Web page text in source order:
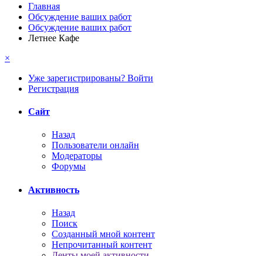
Главная
Обсуждение ваших работ
Обсуждение ваших работ
Летнее Кафе
×
Уже зарегистрированы? Войти
Регистрация
Сайт
Назад
Пользователи онлайн
Модераторы
Форумы
Активность
Назад
Поиск
Созданный мной контент
Непрочитанный контент